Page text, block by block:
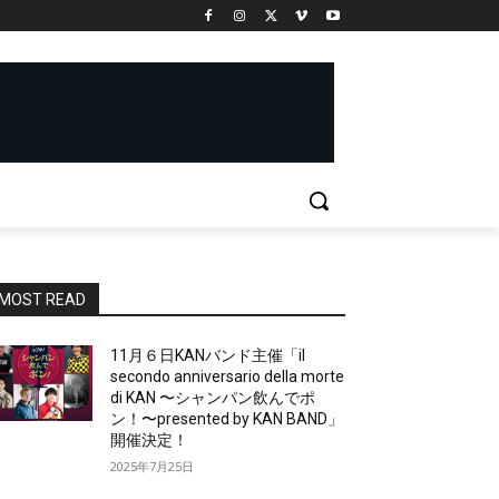
READ
11月６日KANバンド主催「il
secondo anniversario della morte
di KAN 〜シャンパン飲んでポ
ン！〜presented by KAN BAND」
開催決定！
2025年7月25日